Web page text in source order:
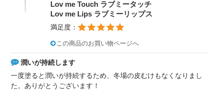
Lov me Touch ラブミータッチ
Lov me Lips ラブミーリップス
満足度：
この商品のお買い物ページへ
潤いが持続します
一度塗ると潤いが持続するため、冬場の皮むけもなくなりまし
た。ありがとうございます！